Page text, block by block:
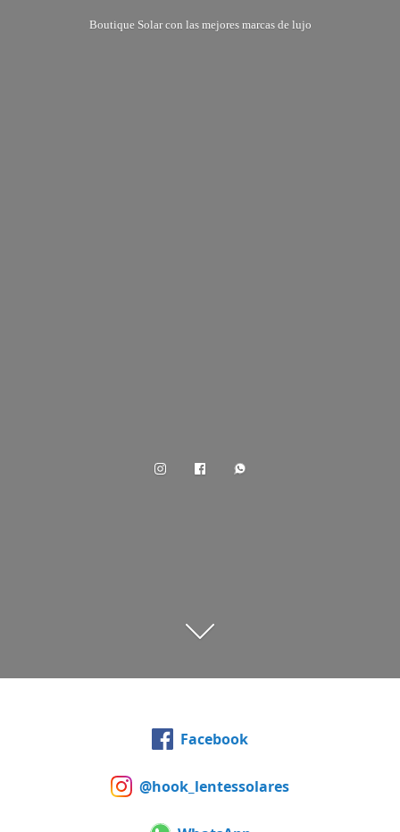
Boutique Solar con las mejores marcas de lujo
Facebook
@hook_lentessolares